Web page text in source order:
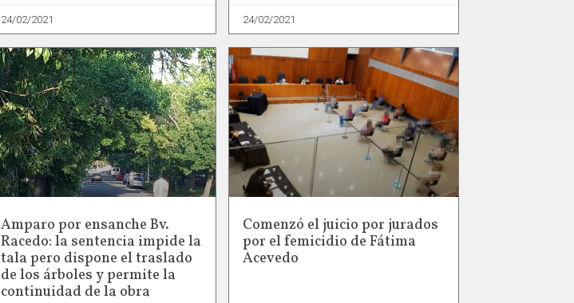
24/02/2021 24/02/2021
Amparo por ensanche Bv.
Racedo: la sentencia impide la
tala pero dispone el traslado
de los árboles y permite la
continuidad de la obra
Comenzó el juicio por jurados
por el femicidio de Fátima
Acevedo